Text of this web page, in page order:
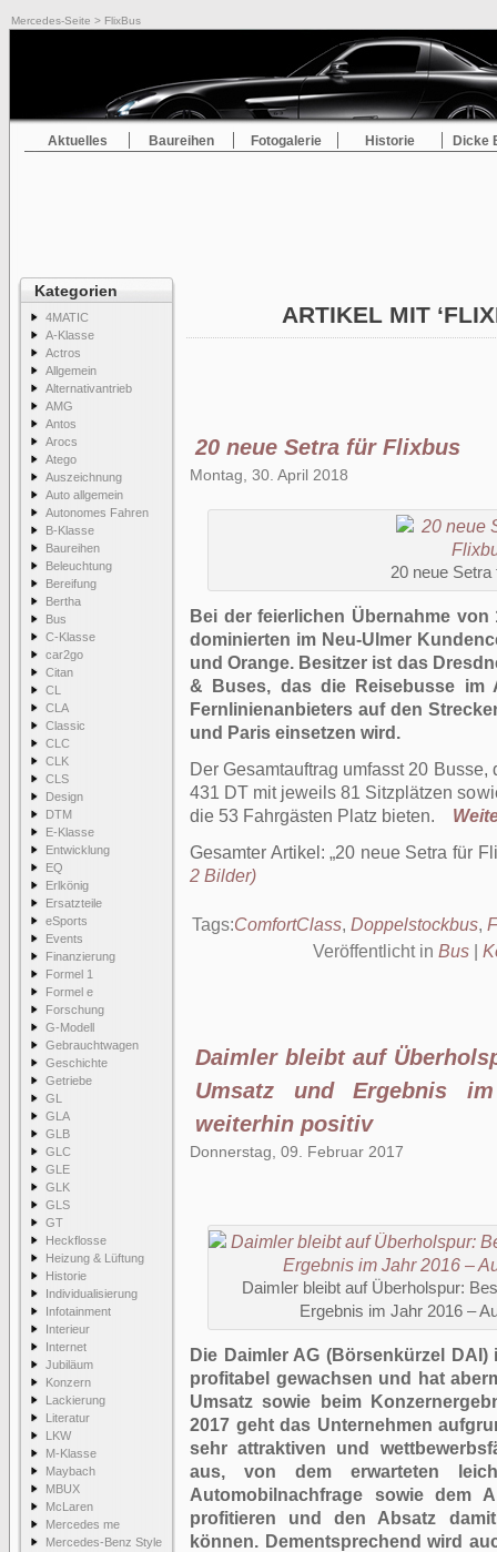
Mercedes-Seite > FlixBus
Aktuelles Baureihen Fotogalerie Historie Dicke
Kategorien
4MATIC
A-Klasse
Actros
Allgemein
Alternativantrieb
AMG
Antos
Arocs
Atego
Auszeichnung
Auto allgemein
Autonomes Fahren
B-Klasse
Baureihen
Beleuchtung
Bereifung
Bertha
Bus
C-Klasse
car2go
Citan
CL
CLA
Classic
CLC
CLK
CLS
Design
DTM
E-Klasse
Entwicklung
EQ
Erlkönig
Ersatzteile
eSports
Events
Finanzierung
Formel 1
Formel e
Forschung
G-Modell
Gebrauchtwagen
Geschichte
Getriebe
GL
GLA
GLB
GLC
GLE
GLK
GLS
GT
Heckflosse
Heizung & Lüftung
Historie
Individualisierung
Infotainment
Interieur
Internet
Jubiläum
Konzern
Lackierung
Literatur
LKW
M-Klasse
Maybach
MBUX
McLaren
Mercedes me
Mercedes-Benz Style
ARTIKEL MIT
20 neue Setra für Flixbus
Montag, 30. April 2018
20 neue Setra
Bei der feierlichen Übernahme
dominierten im Neu-Ulmer
und Orange. Besitzer ist das
& Buses, das die Reisebusse im
Fernlinienanbieters auf den
und Paris einsetzen wird.
Der Gesamtauftrag umfasst 20
431 DT mit jeweils 81 Sitzplätzen
die 53 Fahrgästen Platz bieten.
Gesamter Artikel: 20 neue Setra für
2 Bilder)
Tags:ComfortClass, Doppelstockbus,
Veröffentlicht in Bus|
Daimler bleibt auf
Umsatz und Ergebnis
weiterhin positiv
Donnerstag, 09. Februar 2017
Daimler bleibt auf Überholspur:
Ergebnis im Jahr 2016 –
Die Daimler AG (Börsenkürzel
profitabel gewachsen und hat
Umsatz sowie beim
2017 geht das Unternehmen
sehr attraktiven und
aus, von dem erwarteten
Automobilnachfrage sowie dem
profitieren und den Absatz
können. Dementsprechend wird